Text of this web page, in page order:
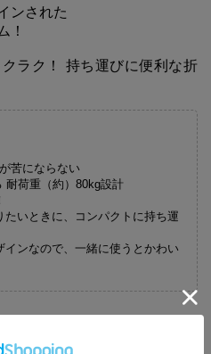
ンされた
！
ラク！ 持ち運びに便利な折
苦にならない
耐荷重（約）80kg設計
いときに、コンパクトに持ち運
ンなので、一緒に使うとかわい